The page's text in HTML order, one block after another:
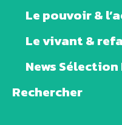
Le pouvoir &
Le vivant &
News Sélection
Rechercher